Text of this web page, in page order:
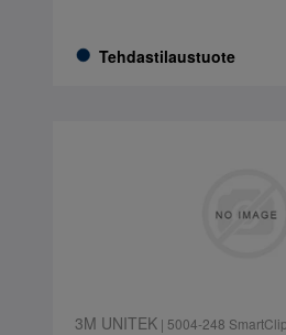
Tehdastilaustuote
3M UNITEK| 5004-248